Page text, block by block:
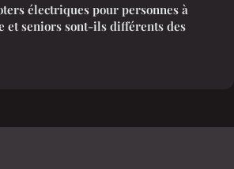
électriques pour personnes à
et seniors sont-ils différents des